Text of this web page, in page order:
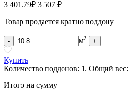
3 401.79₽ 3 507 ₽
Товар продается кратно поддону
- м2 +
Купить
Количество поддонов: 1 . Общий вес:
Итого на сумму